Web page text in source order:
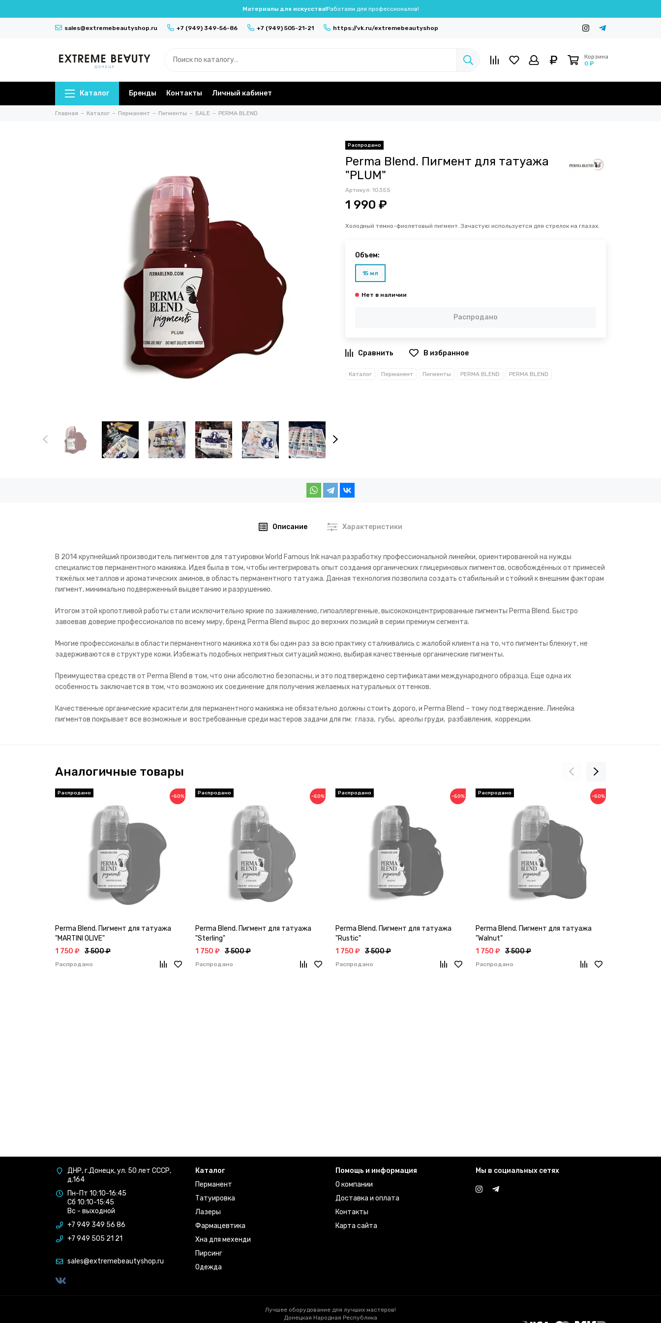
Материалы для искусства!Работаем для профессионалов!
sales@extremebeautyshop.ru +7 (949) 349-56-86 +7 (949) 505-21-21 https://vk.ru/extremebeautyshop
Корзина
0 ₽
Каталог Бренды Контакты Личный кабинет
Главная Каталог Перманент Пигменты SALE PERMA BLEND
Perma Blend. Пигмент для татуажа
"PLUM"
Артикул: 10355
1 990 ₽
Холодный темно-фиолетовый пигмент. Зачастую используется для стрелок на глазах.
Объем:
15 мл
Распродано
В избранное
Каталог Перманент Пигменты PERMA BLEND PERMA BLEND
Описание Характеристики
В 2014 крупнейший производитель пигментов для татуировки World Famous Ink начал разработку профессиональной линейки, ориентированной на нужды
специалистов перманентного макияжа. Идея была в том, чтобы интегрировать опыт создания органических глицериновых пигментов, освобождённых от примесей
тяжёлых металлов и ароматических аминов, в область перманентного татуажа. Данная технология позволила создать стабильный и стойкий к внешним факторам
пигмент, минимально подверженный выцветанию и разрушению.
Итогом этой кропотливой работы стали исключительно яркие по заживлению, гипоаллергенные, высококонцентрированные пигменты Perma Blend. Быстро
завоевав доверие профессионалов по всему миру, бренд Perma Blend вырос до верхних позиций в серии премиум сегмента.
Многие профессионалы в области перманентного макияжа хотя бы один раз за всю практику сталкивались с жалобой клиента на то, что пигменты блекнут, не
задерживаются в структуре кожи. Избежать подобных неприятных ситуаций можно, выбирая качественные органические пигменты.
Преимущества средств от Perma Blend в том, что они абсолютно безопасны, и это подтверждено сертификатами международного образца. Еще одна их
особенность заключается в том, что возможно их соединение для получения желаемых натуральных оттенков.
Качественные органические красители для перманентного макияжа не обязательно должны стоить дорого, и Perma Blend – тому подтверждение. Линейка
пигментов покрывает все возможные и востребованные среди мастеров задачи для пм: глаза, губы, ареолы груди, разбавления, коррекции.
Аналогичные товары
−50%
Perma Blend. Пигмент для татуажа
"MARTINI OLIVE"
1 750 ₽ 3 500 ₽
Распродано
−50%
Perma Blend. Пигмент для татуажа
"Sterling"
1 750 ₽ 3 500 ₽
Распродано
−50%
Perma Blend. Пигмент для татуажа
"Rustic"
1 750 ₽ 3 500 ₽
Распродано
−50%
Perma Blend. Пигмент для татуажа
"Walnut"
1 750 ₽ 3 500 ₽
Распродано
ДНР, г.Донецк, ул. 50 лет СССР,
д.164
Пн-Пт 10:10-16:45
Сб 10:10-15:45
Вс - выходной
+7 949 349 56 86
+7 949 505 21 21
sales@extremebeautyshop.ru
Каталог
Перманент
Татуировка
Лазеры
Фармацевтика
Хна для мехенди
Пирсинг
Одежда
Помощь и информация
О компании
Доставка и оплата
Контакты
Карта сайта
Мы в социальных сетях
Лучшее оборудование для лучших мастеров!
Донецкая Народная Республика